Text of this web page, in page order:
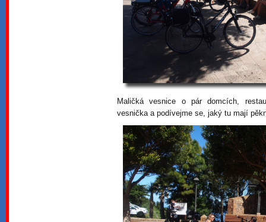
Maličká vesnice o pár domcích,
vesnička a podívejme se, jaký tu mají